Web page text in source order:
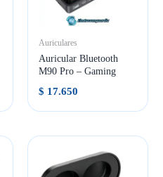
Auriculares
Auricular Bluetooth
M90 Pro – Gaming
$ 17.650